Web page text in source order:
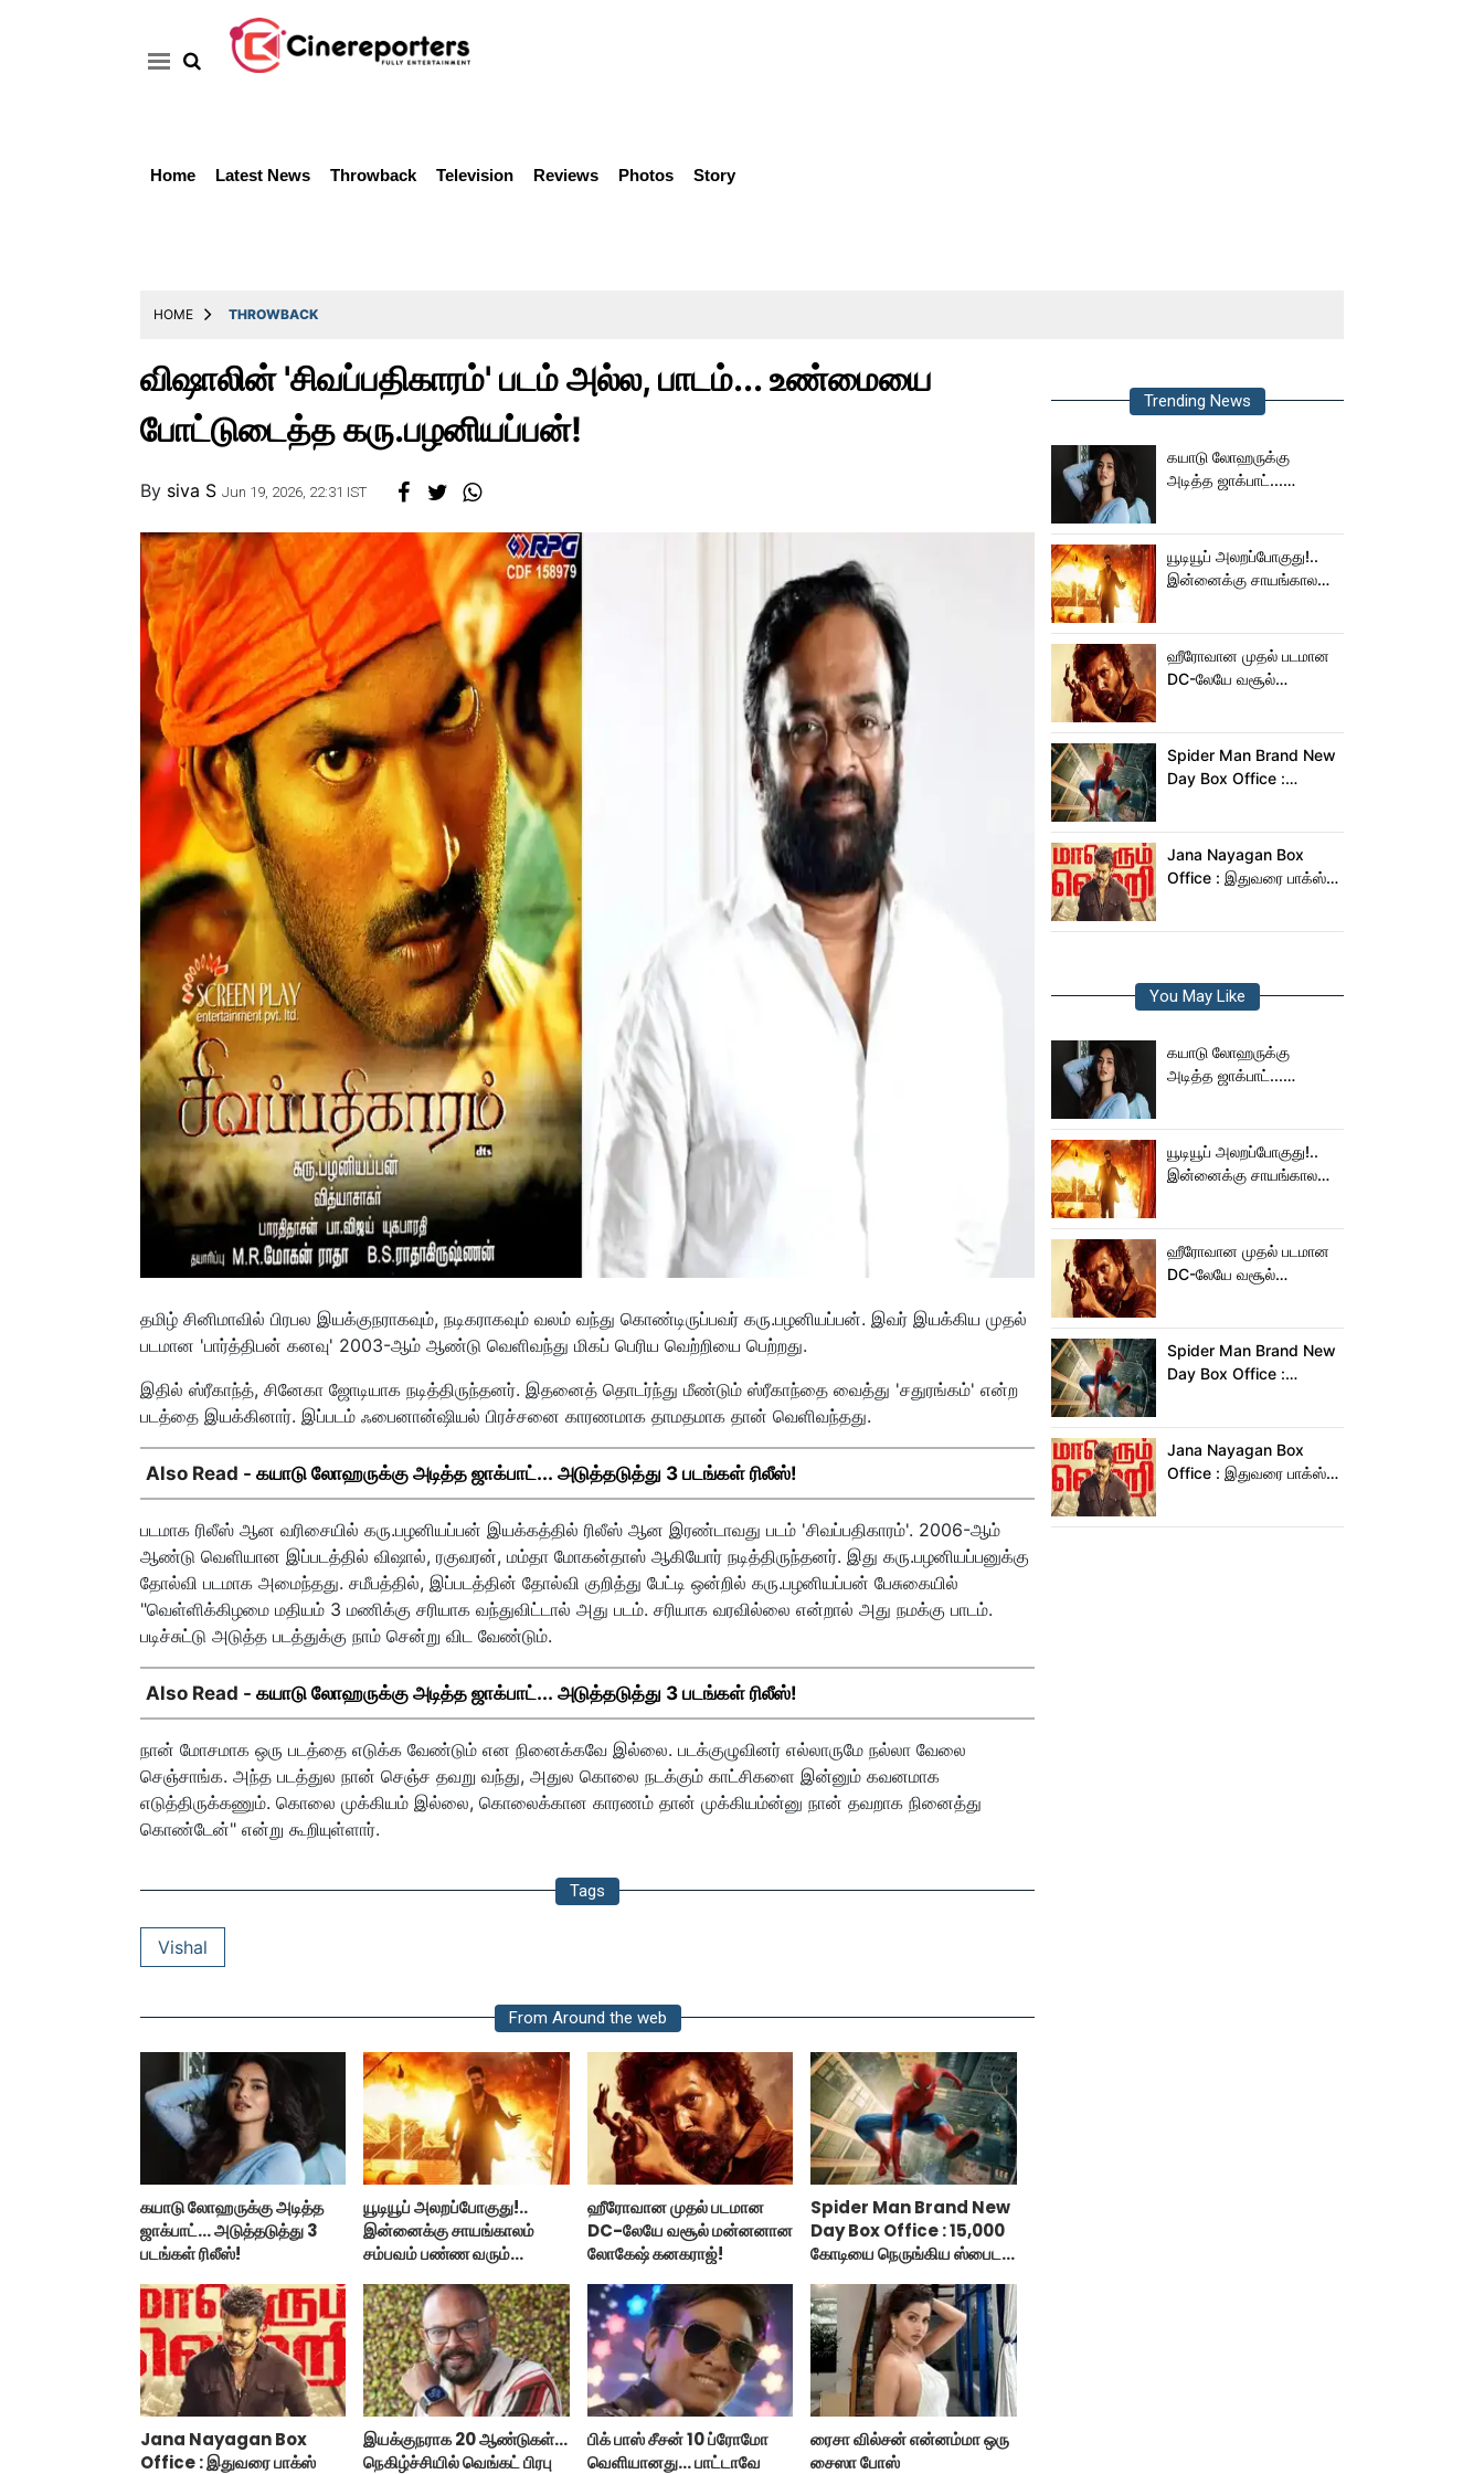
Home Latest News Throwback Television Reviews Photos Story
HOME THROWBACK
விஷாலின் 'சிவப்பதிகாரம்' படம் அல்ல, பாடம்... உண்மையை
போட்டுடைத்த கரு.பழனியப்பன்!
By siva S Jun 19, 2026, 22:31 IST
தமிழ் சினிமாவில் பிரபல இயக்குநராகவும், நடிகராகவும் வலம் வந்து கொண்டிருப்பவர் கரு.பழனியப்பன். இவர் இயக்கிய முதல்
படமான 'பார்த்திபன் கனவு' 2003-ஆம் ஆண்டு வெளிவந்து மிகப் பெரிய வெற்றியை பெற்றது.
இதில் ஸ்ரீகாந்த், சினேகா ஜோடியாக நடித்திருந்தனர். இதனைத் தொடர்ந்து மீண்டும் ஸ்ரீகாந்தை வைத்து 'சதுரங்கம்' என்ற
படத்தை இயக்கினார். இப்படம் ஃபைனான்ஷியல் பிரச்சனை காரணமாக தாமதமாக தான் வெளிவந்தது.
Also Read - கயாடு லோஹருக்கு அடித்த ஜாக்பாட்... அடுத்தடுத்து 3 படங்கள் ரிலீஸ்!
படமாக ரிலீஸ் ஆன வரிசையில் கரு.பழனியப்பன் இயக்கத்தில் ரிலீஸ் ஆன இரண்டாவது படம் 'சிவப்பதிகாரம்'. 2006-ஆம்
ஆண்டு வெளியான இப்படத்தில் விஷால், ரகுவரன், மம்தா மோகன்தாஸ் ஆகியோர் நடித்திருந்தனர். இது கரு.பழனியப்பனுக்கு
தோல்வி படமாக அமைந்தது. சமீபத்தில், இப்படத்தின் தோல்வி குறித்து பேட்டி ஒன்றில் கரு.பழனியப்பன் பேசுகையில்
"வெள்ளிக்கிழமை மதியம் 3 மணிக்கு சரியாக வந்துவிட்டால் அது படம். சரியாக வரவில்லை என்றால் அது நமக்கு பாடம்.
படிச்சுட்டு அடுத்த படத்துக்கு நாம் சென்று விட வேண்டும்.
Also Read - கயாடு லோஹருக்கு அடித்த ஜாக்பாட்... அடுத்தடுத்து 3 படங்கள் ரிலீஸ்!
நான் மோசமாக ஒரு படத்தை எடுக்க வேண்டும் என நினைக்கவே இல்லை. படக்குழுவினர் எல்லாருமே நல்லா வேலை
செஞ்சாங்க. அந்த படத்துல நான் செஞ்ச தவறு வந்து, அதுல கொலை நடக்கும் காட்சிகளை இன்னும் கவனமாக
எடுத்திருக்கணும். கொலை முக்கியம் இல்லை, கொலைக்கான காரணம் தான் முக்கியம்ன்னு நான் தவறாக நினைத்து
கொண்டேன்" என்று கூறியுள்ளார்.
Tags
Vishal
From Around the web
கயாடு லோஹருக்கு அடித்த
ஜாக்பாட்... அடுத்தடுத்து 3
படங்கள் ரிலீஸ்!
யூடியூப் அலறப்போகுது!..
இன்னைக்கு சாயங்காலம்
சம்பவம் பண்ண வரும்
ஹீரோவான முதல் படமான
DC-லேயே வசூல் மன்னனான
லோகேஷ் கனகராஜ்!
Spider Man Brand New
Day Box Office : 15,000
கோடியை நெருங்கிய ஸ்பைடர்
Jana Nayagan Box
Office : இதுவரை பாக்ஸ்
இயக்குநராக 20 ஆண்டுகள்...
நெகிழ்ச்சியில் வெங்கட் பிரபு
பிக் பாஸ் சீசன் 10 ப்ரோமோ
வெளியானது... பாட்டாவே
ரைசா வில்சன் என்னம்மா ஒரு
சைஸா போஸ்
Trending News
கயாடு லோஹருக்கு
அடித்த ஜாக்பாட்...
யூடியூப் அலறப்போகுது!..
இன்னைக்கு சாயங்காலம்
ஹீரோவான முதல் படமான
DC-லேயே வசூல்
Spider Man Brand New
Day Box Office :
பிராண்ட் நியூ டே!
Jana Nayagan Box
Office : இதுவரை பாக்ஸ்
You May Like
கயாடு லோஹருக்கு
அடித்த ஜாக்பாட்...
யூடியூப் அலறப்போகுது!..
இன்னைக்கு சாயங்காலம்
ஹீரோவான முதல் படமான
DC-லேயே வசூல்
Spider Man Brand New
Day Box Office :
பிராண்ட் நியூ டே!
Jana Nayagan Box
Office : இதுவரை பாக்ஸ்